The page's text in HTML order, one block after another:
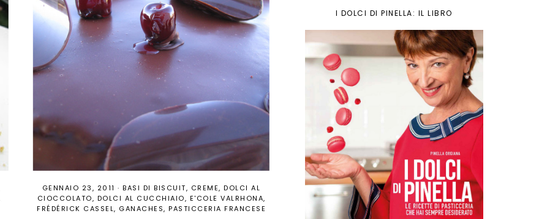
GENNAIO 23, 2011 · BASI DI BISCUIT CREME DOLCI AL
CIOCCOLATO
DOLCI AL CUCCHIAIO
E'COLE VALRHONA
FRÉDÉRICK CASSEL GANACHES PASTICCERIA FRANCESE
I DOLCI DI PINELLA: IL LIBRO